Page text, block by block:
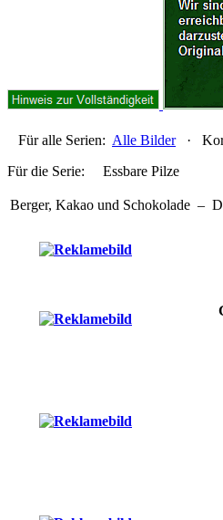
Für alle Serien: Alle Bilder·
Für die Serie:
Essbare Pilze
Berger, Kakao und Schokolade –